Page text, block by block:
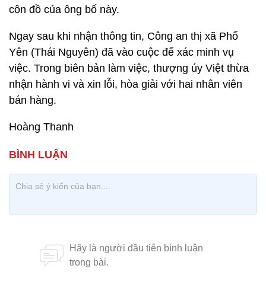
côn đồ của ông bố này.
Ngay sau khi nhận thông tin, Công an thị xã Phổ
Yên (Thái Nguyên) đã vào cuộc để xác minh vụ
việc. Trong biên bản làm việc, thượng úy Việt thừa
nhận hành vi và xin lỗi, hòa giải với hai nhân viên
bán hàng.
Hoàng Thanh